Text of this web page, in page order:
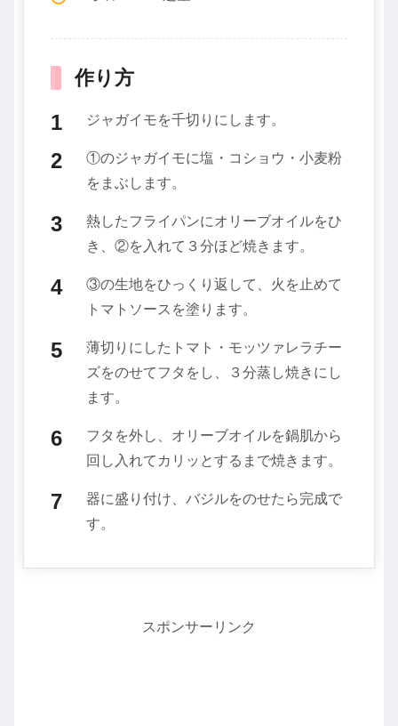
作り方
ジャガイモを千切りにします。
①のジャガイモに塩・コショウ・小麦粉
をまぶします。
熱したフライパンにオリーブオイルをひ
き、②を入れて３分ほど焼きます。
③の生地をひっくり返して、火を止めて
トマトソースを塗ります。
薄切りにしたトマト・モッツァレラチー
ズをのせてフタをし、３分蒸し焼きにし
ます。
フタを外し、オリーブオイルを鍋肌から
回し入れてカリッとするまで焼きます。
器に盛り付け、バジルをのせたら完成で
す。
スポンサーリンク